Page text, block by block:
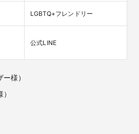
LGBTQ+フレンドリー
公式LINE
様）